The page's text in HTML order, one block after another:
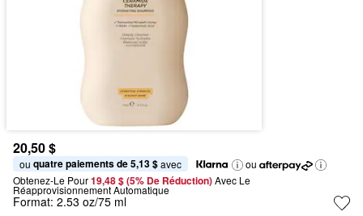
20,50 $
ou quatre paiements de 5,13 $ avec
ou
Obtenez-Le Pour19,48 $ (5% De Réduction) Avec Le
Réapprovisionnement Automatique
Format: 2.53 oz/75 ml